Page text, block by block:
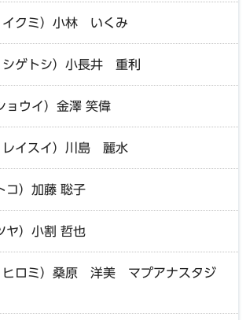
イクミ）小林 いくみ
ゲトシ）小長井 重利
ョウイ）金澤 笑偉
レイスイ）川島 麗水
コ）加藤 聡子
ヤ）小割 哲也
ヒロミ）桑原 洋美 マプアナスタジ